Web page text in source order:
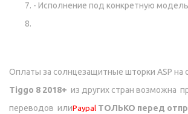
- Исполнение под конкретную
Оплаты за солнцезащитные шторки ASP на
Tiggo 8 2018+ из других стран возможна
переводов илиPaypal ТОЛЬКО перед